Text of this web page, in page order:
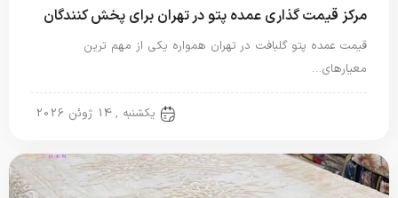
مرکز قیمت گذاری عمده پتو در تهران برای پخش کنندگان
قیمت عمده پتو گلبافت در تهران همواره یکی از مهم ترین
معیارهای…
یکشنبه , 14 ژوئن 2026